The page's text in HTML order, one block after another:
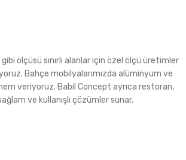
ölçüsü sınırlı alanlar için özel ölçü üretimler
Bahçe mobilyalarımızda alüminyum ve
veriyoruz. Babil Concept ayrıca restoran,
ve kullanışlı çözümler sunar.